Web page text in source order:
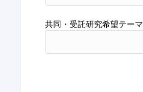
共同・受託研究希望テーマ